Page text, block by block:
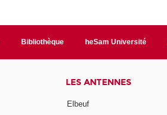
Bibliothèque heSam Université
LES ANTENNES
Elbeuf